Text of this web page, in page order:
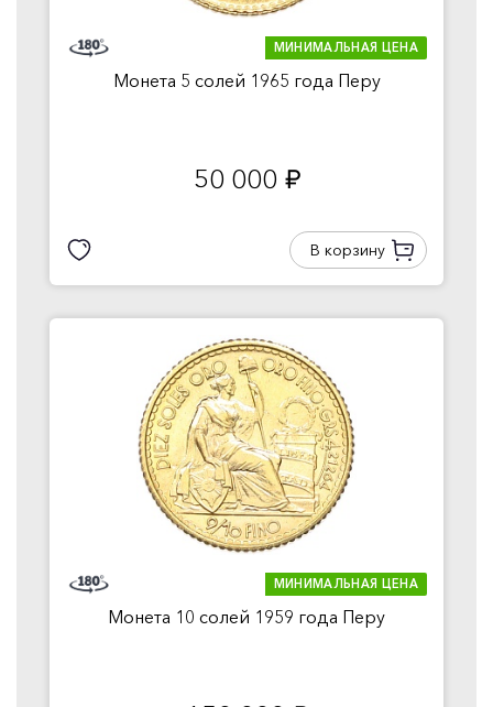
МИНИМАЛЬНАЯ ЦЕНА
Монета 5 солей 1965 года Перу
50 000 руб.
В корзину
МИНИМАЛЬНАЯ ЦЕНА
Монета 10 солей 1959 года Перу